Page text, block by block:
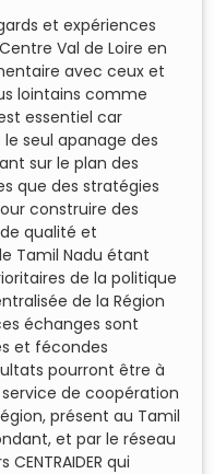
et expériences
Val de Loire en
avec ceux et
lointains comme
essentiel car
le seul apanage des
sur le plan des
que des stratégies
construire des
qualité et
Tamil Nadu étant
de la politique
de la Région
échanges sont
et fécondes
pourront être à
de coopération
présent au Tamil
et par le réseau
qui